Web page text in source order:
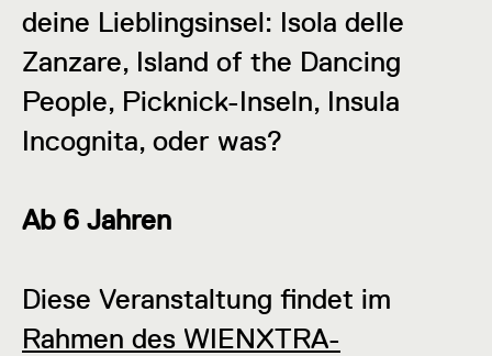
deine Lieblingsinsel: Isola delle
Zanzare, Island of the Dancing
People, Picknick-Inseln, Insula
Incognita, oder was?
Ab 6 Jahren
Diese Veranstaltung findet im
Rahmen des WIENXTRA-